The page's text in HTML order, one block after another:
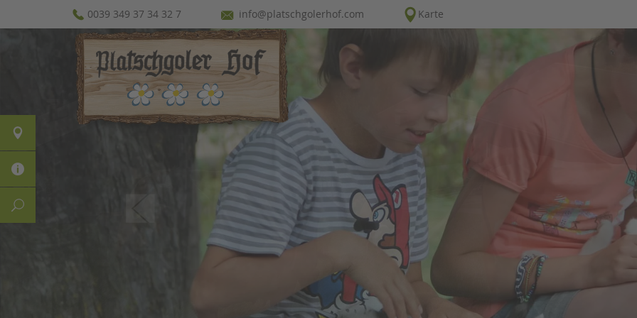
0039 349 37 34 32 7 info@platschgolerhof.com Karte